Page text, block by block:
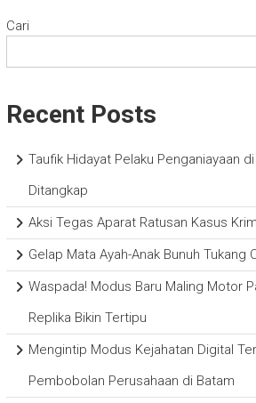
Cari
Recent Posts
Taufik Hidayat Pelaku Penganiayaan
Ditangkap
Aksi Tegas Aparat Ratusan Kasus
Gelap Mata Ayah-Anak Bunuh Tukang
Waspada! Modus Baru Maling Motor
Replika Bikin Tertipu
Mengintip Modus Kejahatan Digital
Pembobolan Perusahaan di Batam